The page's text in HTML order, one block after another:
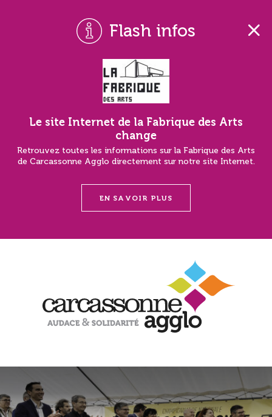
Flash infos
Le site Internet de la Fabrique des Arts
change
Retrouvez toutes les informations sur la Fabrique des Arts
de Carcassonne Agglo directement sur notre site Internet.
EN SAVOIR PLUS